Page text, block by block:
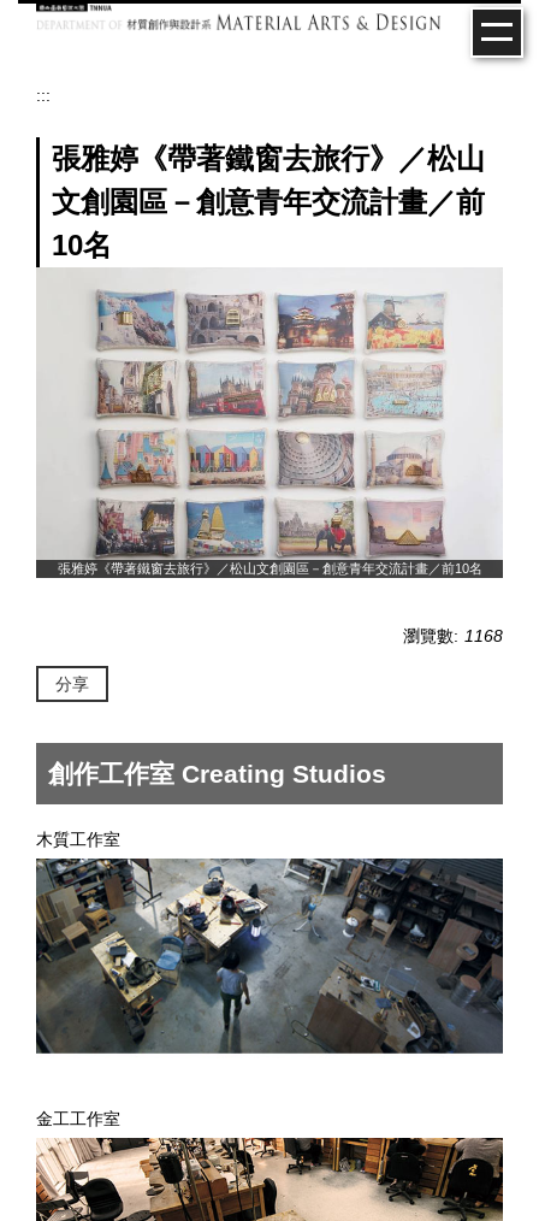
:::
張雅婷《帶著鐵窗去旅行》／松山
文創園區－創意青年交流計畫／前
10名
張雅婷《帶著鐵窗去旅行》／松山文創園區－創意青年交流計畫／前10名
瀏覽數: 1168
分享
創作工作室 Creating Studios
木質工作室
金工工作室